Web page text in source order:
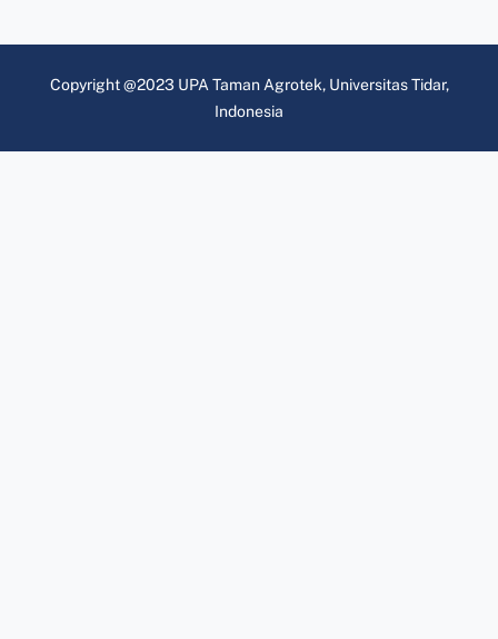
Copyright @2023 UPA Taman Agrotek, Universitas Tidar,
Indonesia